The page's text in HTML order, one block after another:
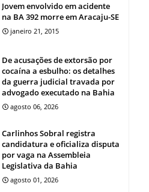
Jovem envolvido em acidente
na BA 392 morre em Aracaju-SE
janeiro 21, 2015
De acusações de extorsão por
cocaína a esbulho: os detalhes
da guerra judicial travada por
advogado executado na Bahia
agosto 06, 2026
Carlinhos Sobral registra
candidatura e oficializa disputa
por vaga na Assembleia
Legislativa da Bahia
agosto 01, 2026